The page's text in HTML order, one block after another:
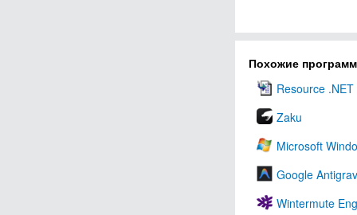
Похожие
Resource .NET
Zaku
Microsoft
Google
Wintermute